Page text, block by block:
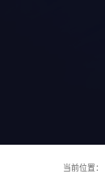
当前位置：